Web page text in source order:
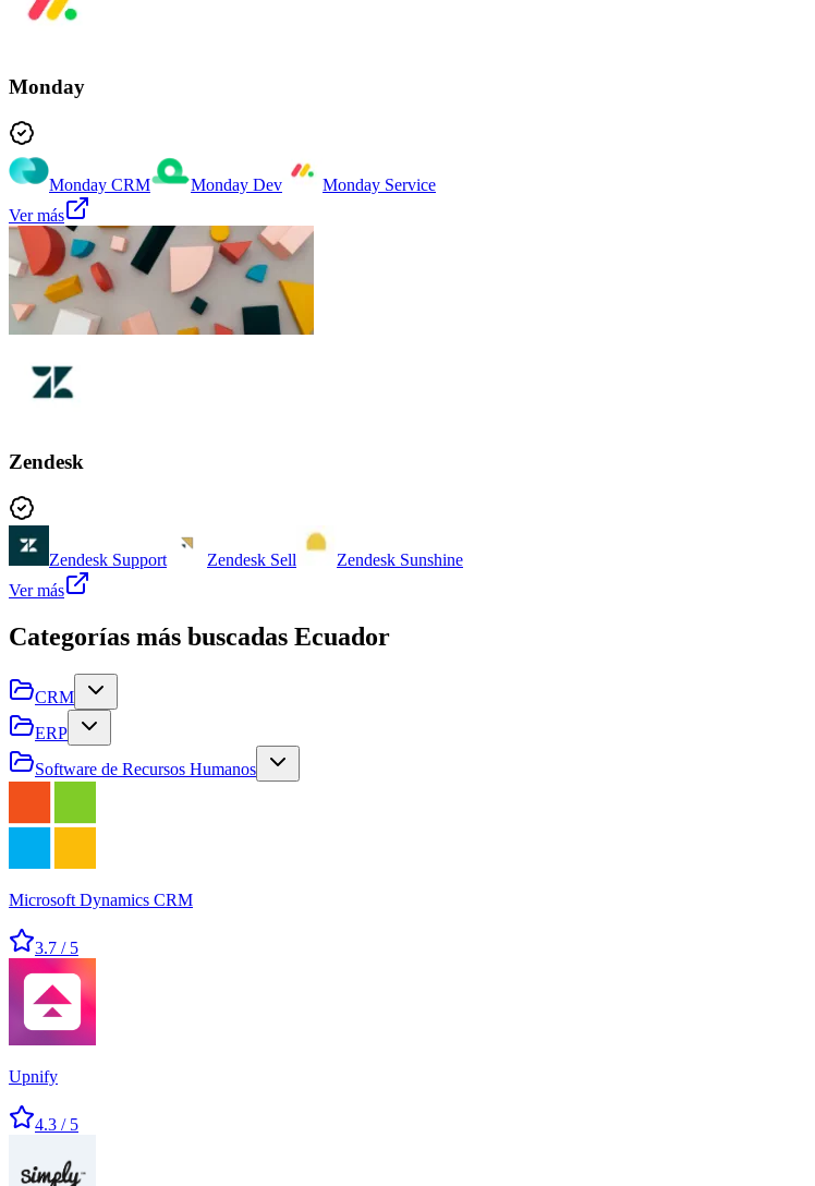
Monday
Monday CRM Monday Dev
Monday Service
Ver más
Zendesk
Zendesk Support Zendesk Sell
Zendesk Sunshine
Ver más
Categorías más buscadas Ecuador
CRM
ERP
Software de Recursos Humanos
Microsoft Dynamics CRM
3.7 / 5
Upnify
4.3 / 5